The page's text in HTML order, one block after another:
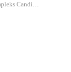
Candi…